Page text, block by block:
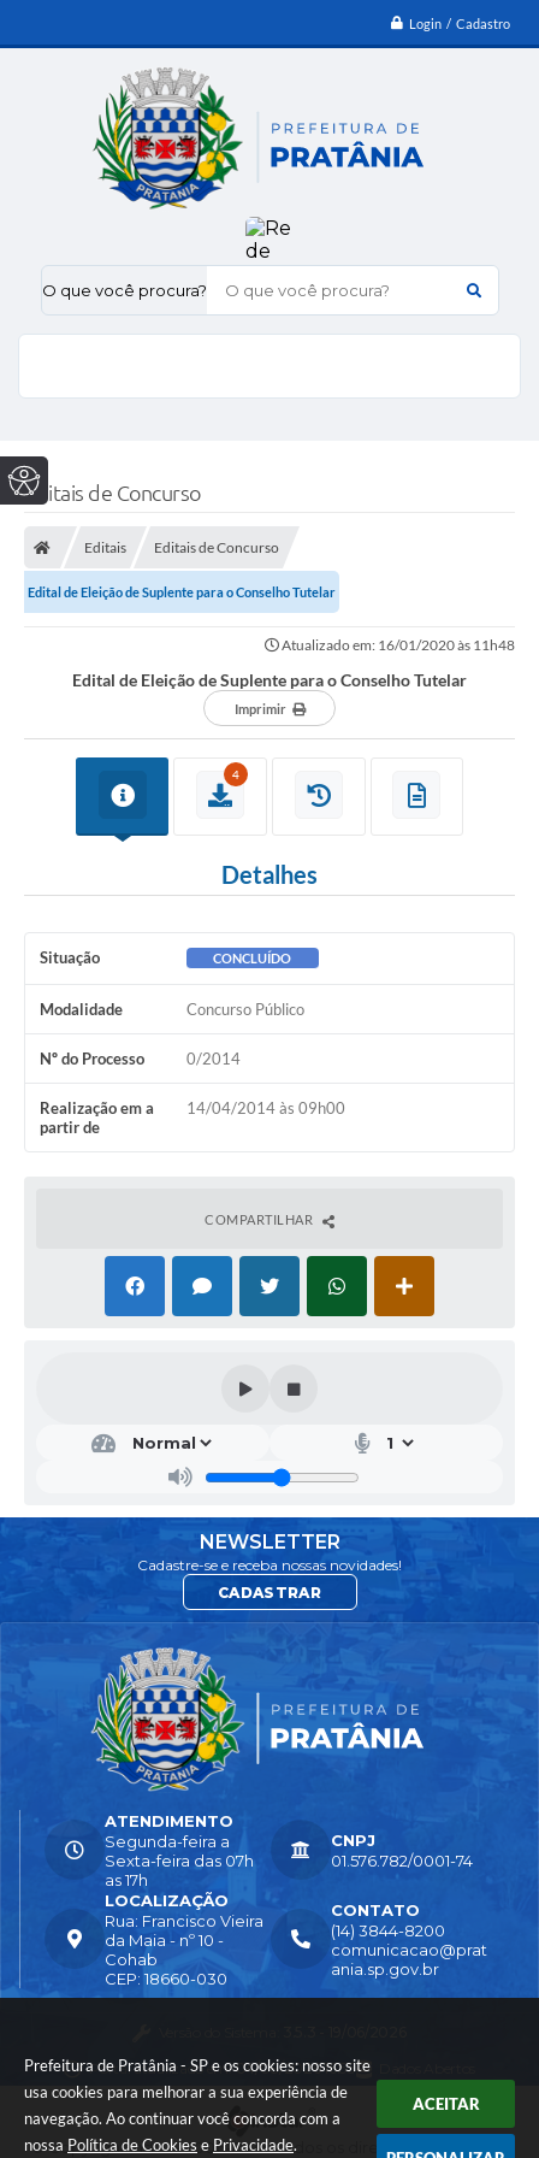
Prefeitura de Pratânia - SP e os cookies: nosso site
usa cookies para melhorar a sua experiência de
navegação. Ao continuar você concorda com a
nossa Política de Cookies e Privacidade.
ACEITAR
Login / Cadastro
O que você procura?
Editais de Concurso
Editais Editais de Concurso
Edital de Eleição de Suplente para o Conselho Tutelar
Atualizado em: 16/01/2020 às 11h48
Edital de Eleição de Suplente para o Conselho Tutelar
Imprimir
4
Detalhes
Situação CONCLUÍDO
Modalidade Concurso Público
Nº do Processo 0/2014
Realização em a
partir de
14/04/2014 às 09h00
COMPARTILHAR
NEWSLETTER
Cadastre-se e receba nossas novidades!
CADASTRAR
LOCALIZAÇÃO
Rua: Francisco Vieira
da Maia - nº 10 -
Cohab
CEP: 18660-030
CONTATO
(14) 3844-8200
comunicacao@prat
ania.sp.gov.br
ATENDIMENTO
Segunda-feira a
Sexta-feira das 07h
as 17h
CNPJ
01.576.782/0001-74
Portal atualizado em:04/08/2026 16:55
© Copyright Instar - 2006-2026. Todos os direitos reservados -